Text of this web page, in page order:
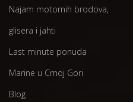
Najam motornih brodova,
glisera i jahti
Last minute ponuda
Marine u Crnoj Gori
Blog